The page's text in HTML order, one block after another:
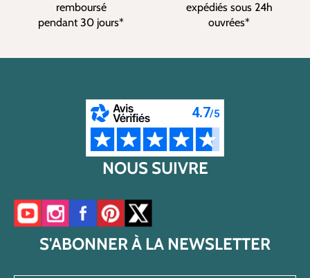
remboursé
pendant 30 jours*
expédiés sous 24h
ouvrées*
NOUS SUIVRE
Accéder à notre chaîne YouTube
Accéder à notre compte Instagram
Accéder à notre page Facebook
Accéder à notre compte Pinterest
Accéder à notre compte Twitter/X
S'ABONNER À LA NEWSLETTER